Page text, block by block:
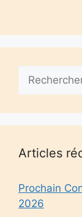
Articles
Prochain
2026